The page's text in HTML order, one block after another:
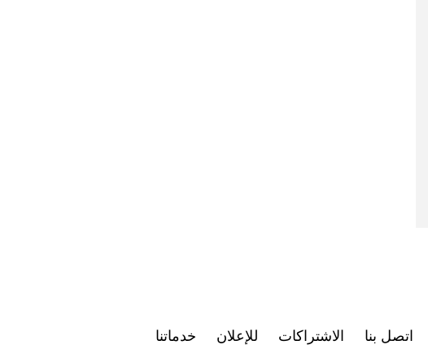
اتصل بنا الاشتراكات للإعلان خدماتنا